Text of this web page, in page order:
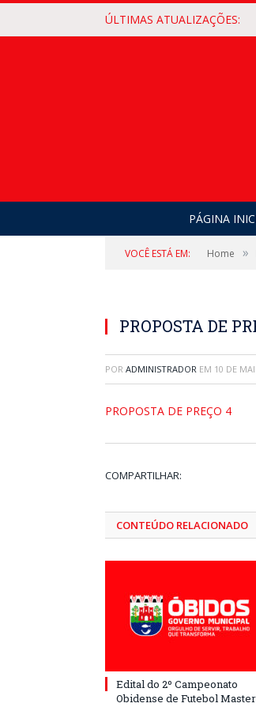
ÚLTIMAS ATUALIZAÇÕES:
PÁGINA
VOCÊ ESTÁ EM: Home »
PROPOSTA DE
POR ADMINISTRADOR EM 10 DE
PROPOSTA DE PREÇO 4
COMPARTILHAR:
CONTEÚDO RELACIONADO
Edital do 2º Campeonato
Obidense de Futebol Master